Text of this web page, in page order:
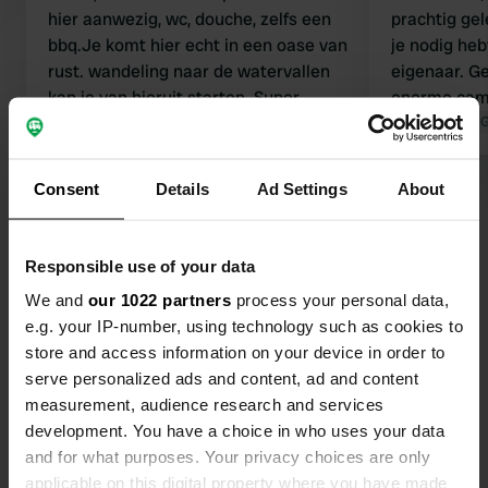
Consent Details Ad Settings About
Responsible use of your data
We and our 1022 partners process your personal data,
e.g. your IP-number, using technology such as cookies to
store and access information on your device in order to
serve personalized ads and content, ad and content
measurement, audience research and services
development. You have a choice in who uses your data
and for what purposes. Your privacy choices are only
applicable on this digital property where you have made
hier aanwezig, wc, douche, zelfs een
bbq.Je komt hier echt in een oase van
rust. wandeling naar de watervallen
kan je van hieruit starten. Super
prachtig
je nodig
eigenaar.
enorme
Vertaald door
Bekijk alle 27 reviews
Ben jij hier geweest?
Contact
Locatie